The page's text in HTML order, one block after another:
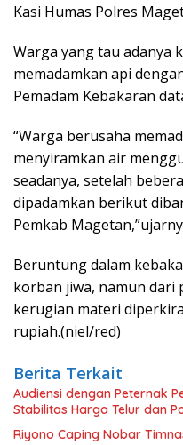
Kasi Humas Polres
Warga yang tau adanya
memadamkan api
Pemadam Kebakaran
“Warga berusaha
menyiramkan air
seadanya, setelah
dipadamkan berikut
Pemkab
Beruntung dalam
korban jiwa, namun
kerugian materi
rupiah.(niel/red)
Berita Terkait
Audiensi dengan Peternak
Stabilitas Harga Telur dan
Riyono Caping Nobar